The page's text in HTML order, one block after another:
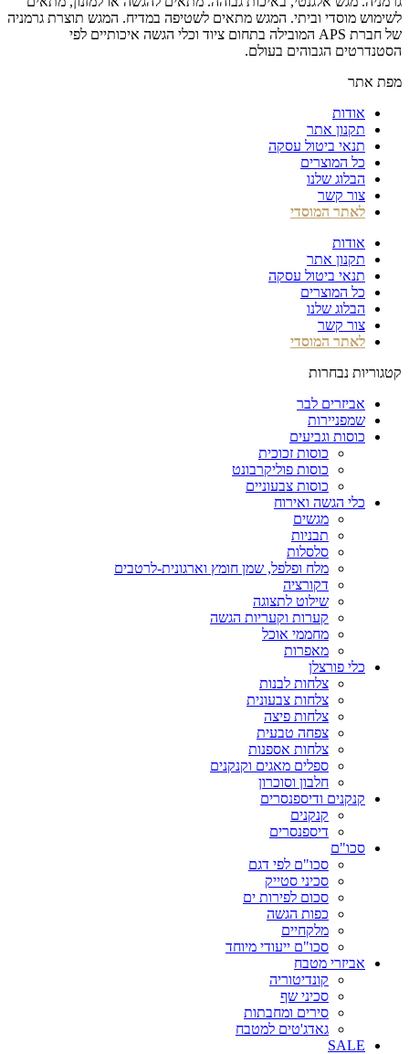
לשימוש מוסדי וביתי. המגש מתאים לשטיפה במדיח. המגש תוצרת גרמניה
של חברת APS המובילה בתחום ציוד וכלי הגשה איכותיים לפי
הסטנדרטים הגבוהים בעולם.
מפת אתר
אודות
תקנון אתר
תנאי ביטול עסקה
כל המוצרים
הבלוג שלנו
צור קשר
לאתר המוסדי
אודות
תקנון אתר
תנאי ביטול עסקה
כל המוצרים
הבלוג שלנו
צור קשר
לאתר המוסדי
קטגוריות נבחרות
אביזרים לבר
שמפניירות
כוסות וגביעים
כוסות זכוכית
כוסות פוליקרבונט
כוסות צבעוניים
כלי הגשה ואירוח
מגשים
תבניות
סלסלות
מלח ופלפל, שמן חומץ וארגונית-לרטבים
דקורציה
שילוט לתצוגה
קערות וקעריות הגשה
מחממי אוכל
מאפרות
כלי פורצלן
צלחות לבנות
צלחות צבעונית
צלחות פיצה
צפחה טבעית
צלחות אספנות
ספלים מאגים וקנקנים
חלבון וסוכרון
קנקנים ודיספנסרים
קנקנים
דיספנסרים
סכו"ם
סכו"ם לפי דגם
סכיני סטייק
סכום לפירות ים
כפות הגשה
מלקחיים
סכו"ם ייעודי מיוחד
אביזרי מטבח
קונדיטוריה
סכיני שף
סירים ומחבתות
גאדג'טים למטבח
SALE